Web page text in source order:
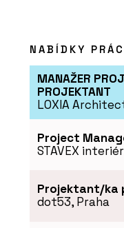
NABÍDKY
MANAŽER
PROJEKTANT
LOXIA
Project
STAVEX
Projektant/ka
dot53, Praha